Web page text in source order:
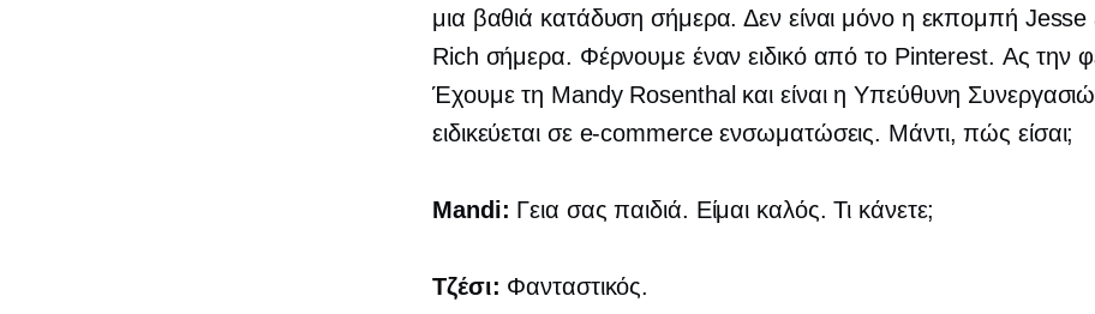
μια βαθιά κατάδυση σήμερα. Δεν είναι μόνο η εκπομπή Jesse
Rich σήμερα. Φέρνουμε έναν ειδικό από το Pinterest. Ας την
Έχουμε τη Mandy Rosenthal και είναι η Υπεύθυνη
ειδικεύεται σε e-commerceενσωματώσεις. Μάντι, πώς είσαι;
Mandi: Γεια σας παιδιά. Είμαι καλός. Τι κάνετε;
Τζέσι: Φανταστικός.